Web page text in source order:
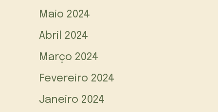
Maio 2024
Abril 2024
Março 2024
Fevereiro 2024
Janeiro 2024